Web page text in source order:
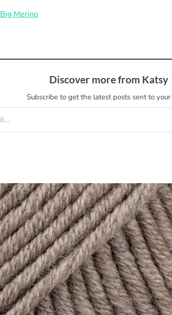
Big Merino
Discover more from Katsy
Subscribe to get the latest posts sent to your